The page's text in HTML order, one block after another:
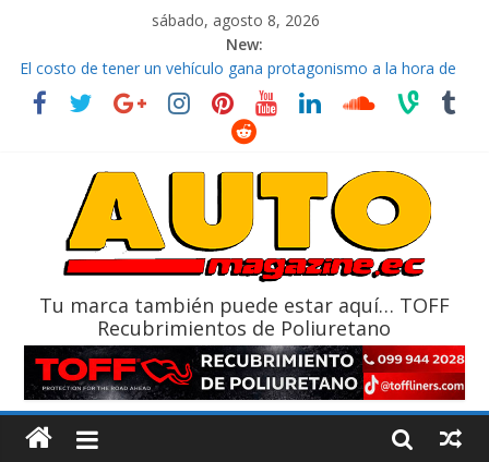
sábado, agosto 8, 2026
New:
El costo de tener un vehículo gana protagonismo a la hora de
decidir
Ultima película ‘Spider‑Man: Brand New Day’ pone en escena a
La Vuelta al Ecuador 2026, edición 47ª, recorre 7 provincias en 8
La FEDAK recibe 12 Sinotruk Bolden para cubrir las rutas de La
Tu marca también puede estar aquí… TOFF
Recubrimientos de Poliuretano